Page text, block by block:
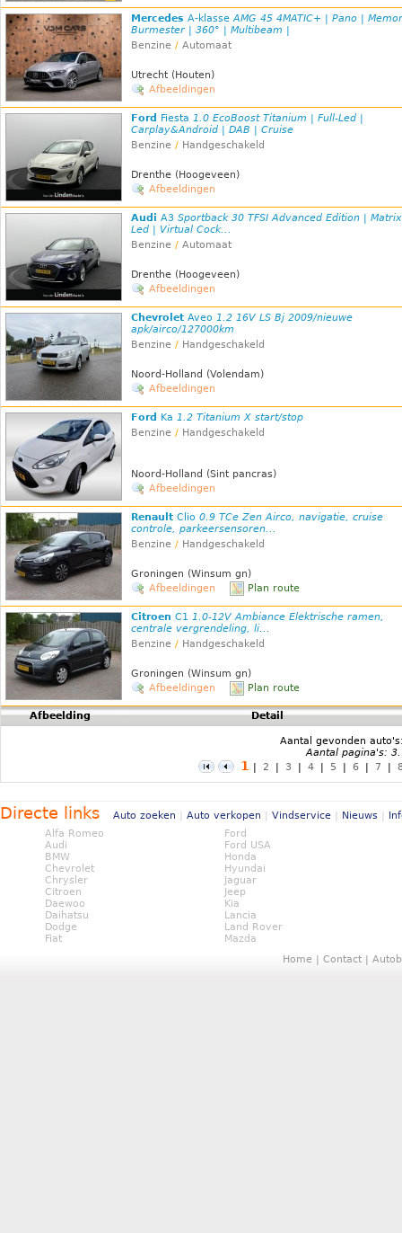
Mercedes A-klasse AMG 45 4MATIC+ | Pano |
Burmester | 360° | Multibeam |
Benzine / Automaat
Utrecht (Houten)
Afbeeldingen
Ford Fiesta 1.0 EcoBoost Titanium | Full-Led |
Carplay&Android | DAB | Cruise
Benzine / Handgeschakeld
Drenthe (Hoogeveen)
Afbeeldingen
Audi A3 Sportback 30 TFSI Advanced Edition | Matrix
Led | Virtual Cock...
Benzine / Automaat
Drenthe (Hoogeveen)
Afbeeldingen
Chevrolet Aveo 1.2 16V LS Bj 2009/nieuwe
apk/airco/127000km
Benzine / Handgeschakeld
Noord-Holland (Volendam)
Afbeeldingen
Ford Ka 1.2 Titanium X start/stop
Benzine / Handgeschakeld
Noord-Holland (Sint pancras)
Afbeeldingen
Renault Clio 0.9 TCe Zen Airco, navigatie, cruise
controle, parkeersensoren...
Benzine / Handgeschakeld
Groningen (Winsum gn)
Afbeeldingen
Plan route
Citroen C1 1.0-12V Ambiance Elektrische ramen,
centrale vergrendeling, li...
Benzine / Handgeschakeld
Groningen (Winsum gn)
Afbeeldingen
Plan route
Afbeelding Detail
Aantal gevonden
Aantal pagina's:
1 | 2 | 3 | 4 | 5 | 6 | 7 |
Directe links Auto zoeken | Auto verkopen | Vindservice | Nieuws |
Alfa Romeo
Audi
BMW
Chevrolet
Chrysler
Citroen
Daewoo
Daihatsu
Dodge
Fiat
Ford
Ford USA
Honda
Hyundai
Jaguar
Jeep
Kia
Lancia
Land Rover
Mazda
Home | Contact |